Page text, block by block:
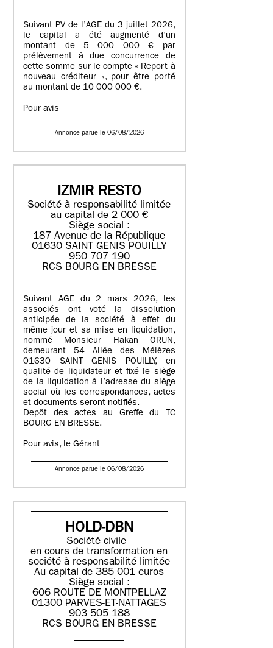
Suivant PV de l’AGE du 3 juillet 2026,
le capital a été augmenté d’un
montant de 5 000 000 € par
prélèvement à due concurrence de
cette somme sur le compte « Report à
nouveau créditeur », pour être porté
au montant de 10 000 000 €.
Pour avis
Annonce parue le 06/08/2026
IZMIR RESTO
Société à responsabilité limitée
au capital de 2 000 €
Siège social :
187 Avenue de la République
01630 SAINT GENIS POUILLY
950 707 190
RCS BOURG EN BRESSE
Suivant AGE du 2 mars 2026, les
associés ont voté la dissolution
anticipée de la société à effet du
même jour et sa mise en liquidation,
nommé Monsieur Hakan ORUN,
demeurant 54 Allée des Mélèzes
01630 SAINT GENIS POUILLY, en
qualité de liquidateur et fixé le siège
de la liquidation à l’adresse du siège
social où les correspondances, actes
et documents seront notifiés.
Depôt des actes au Greffe du TC
BOURG EN BRESSE.
Pour avis, le Gérant
Annonce parue le 06/08/2026
HOLD-DBN
Société civile
en cours de transformation en
société à responsabilité limitée
Au capital de 385 001 euros
Siège social :
606 ROUTE DE MONTPELLAZ
01300 PARVES-ET-NATTAGES
903 505 188
RCS BOURG EN BRESSE